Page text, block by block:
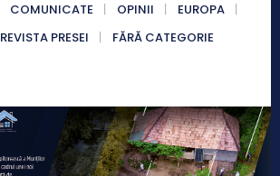
COMUNICATE OPINII
EUROPA
REVISTA PRESEI FĂRĂ CATEGORIE